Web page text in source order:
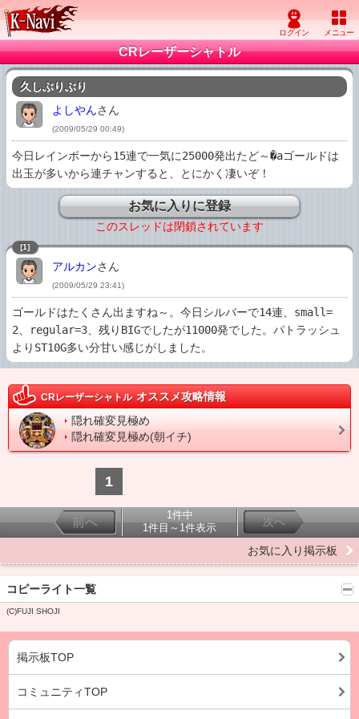
CRレーザーシャトル
久しぶりぶり
よしやんさん
(2009/05/29 00:49)
今日レインボーから15連で一気に25000発出たど～�aゴールドは
出玉が多いから連チャンすると、とにかく凄いぞ！
お気に入りに登録
このスレッドは閉鎖されています
[1]
アルカンさん
(2009/05/29 23:41)
ゴールドはたくさん出ますね～。今日シルバーで14連、small=
2、regular=3、残りBIGでしたが11000発でした。パトラッシュ
よりST10G多い分甘い感じがしました。
CRレーザーシャトル オススメ攻略情報
隠れ確変見極め
隠れ確変見極め(朝イチ)
1
前へ
1件中
1件目～1件表示
次へ
お気に入り掲示板
コピーライト一覧
(C)FUJI SHOJI
掲示板TOP
コミュニティTOP